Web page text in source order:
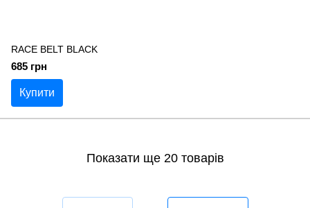
RACE BELT BLACK
685 грн
Купити
Показати ще 20 товарів